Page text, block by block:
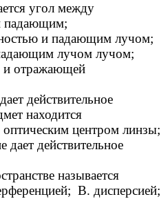
угол между
падающим;
и падающим лучом;
лучом лучом;
и отражающей
действительное
находится
центром линзы;
дает действительное
называется
В. дисперсией;